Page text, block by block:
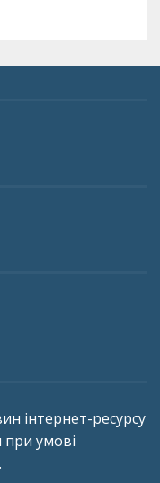
інтернет-ресурсу
при умові